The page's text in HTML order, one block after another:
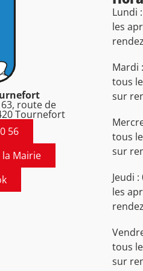
route de
Tournefort
56
Mairie
Lundi
les
Mardi
tous
sur
tous
sur
Jeudi
les
tous
sur